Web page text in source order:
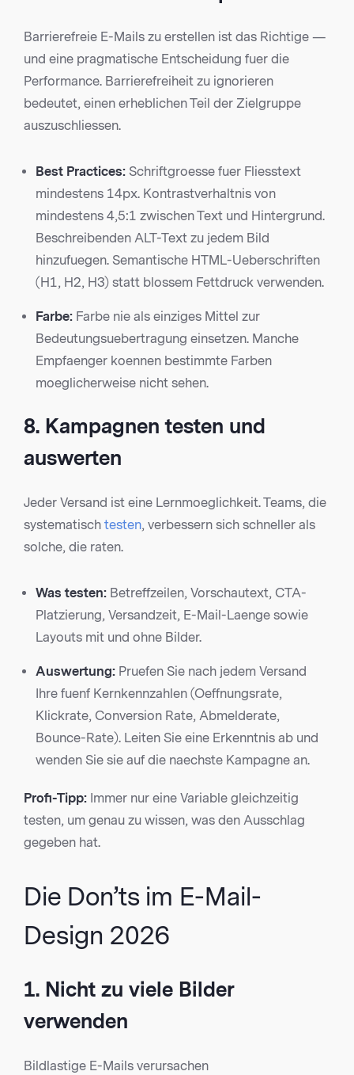
Barrierefreie E-Mails zu erstellen ist das Richtige —
und eine pragmatische Entscheidung fuer die
Performance. Barrierefreiheit zu ignorieren
bedeutet, einen erheblichen Teil der Zielgruppe
auszuschliessen.
Best Practices: Schriftgroesse fuer Fliesstext
mindestens 14px. Kontrastverhaltnis von
mindestens 4,5:1 zwischen Text und Hintergrund.
Beschreibenden ALT-Text zu jedem Bild
hinzufuegen. Semantische HTML-Ueberschriften
(H1, H2, H3) statt blossem Fettdruck verwenden.
Farbe: Farbe nie als einziges Mittel zur
Bedeutungsuebertragung einsetzen. Manche
Empfaenger koennen bestimmte Farben
moeglicherweise nicht sehen.
8. Kampagnen testen und
auswerten
Jeder Versand ist eine Lernmoeglichkeit. Teams, die
systematisch testen, verbessern sich schneller als
solche, die raten.
Was testen: Betreffzeilen, Vorschautext, CTA-
Platzierung, Versandzeit, E-Mail-Laenge sowie
Layouts mit und ohne Bilder.
Auswertung: Pruefen Sie nach jedem Versand
Ihre fuenf Kernkennzahlen (Oeffnungsrate,
Klickrate, Conversion Rate, Abmelderate,
Bounce-Rate). Leiten Sie eine Erkenntnis ab und
wenden Sie sie auf die naechste Kampagne an.
Profi-Tipp: Immer nur eine Variable gleichzeitig
testen, um genau zu wissen, was den Ausschlag
gegeben hat.
Die Don’ts im E-Mail-
Design 2026
1. Nicht zu viele Bilder
verwenden
Bildlastige E-Mails verursachen